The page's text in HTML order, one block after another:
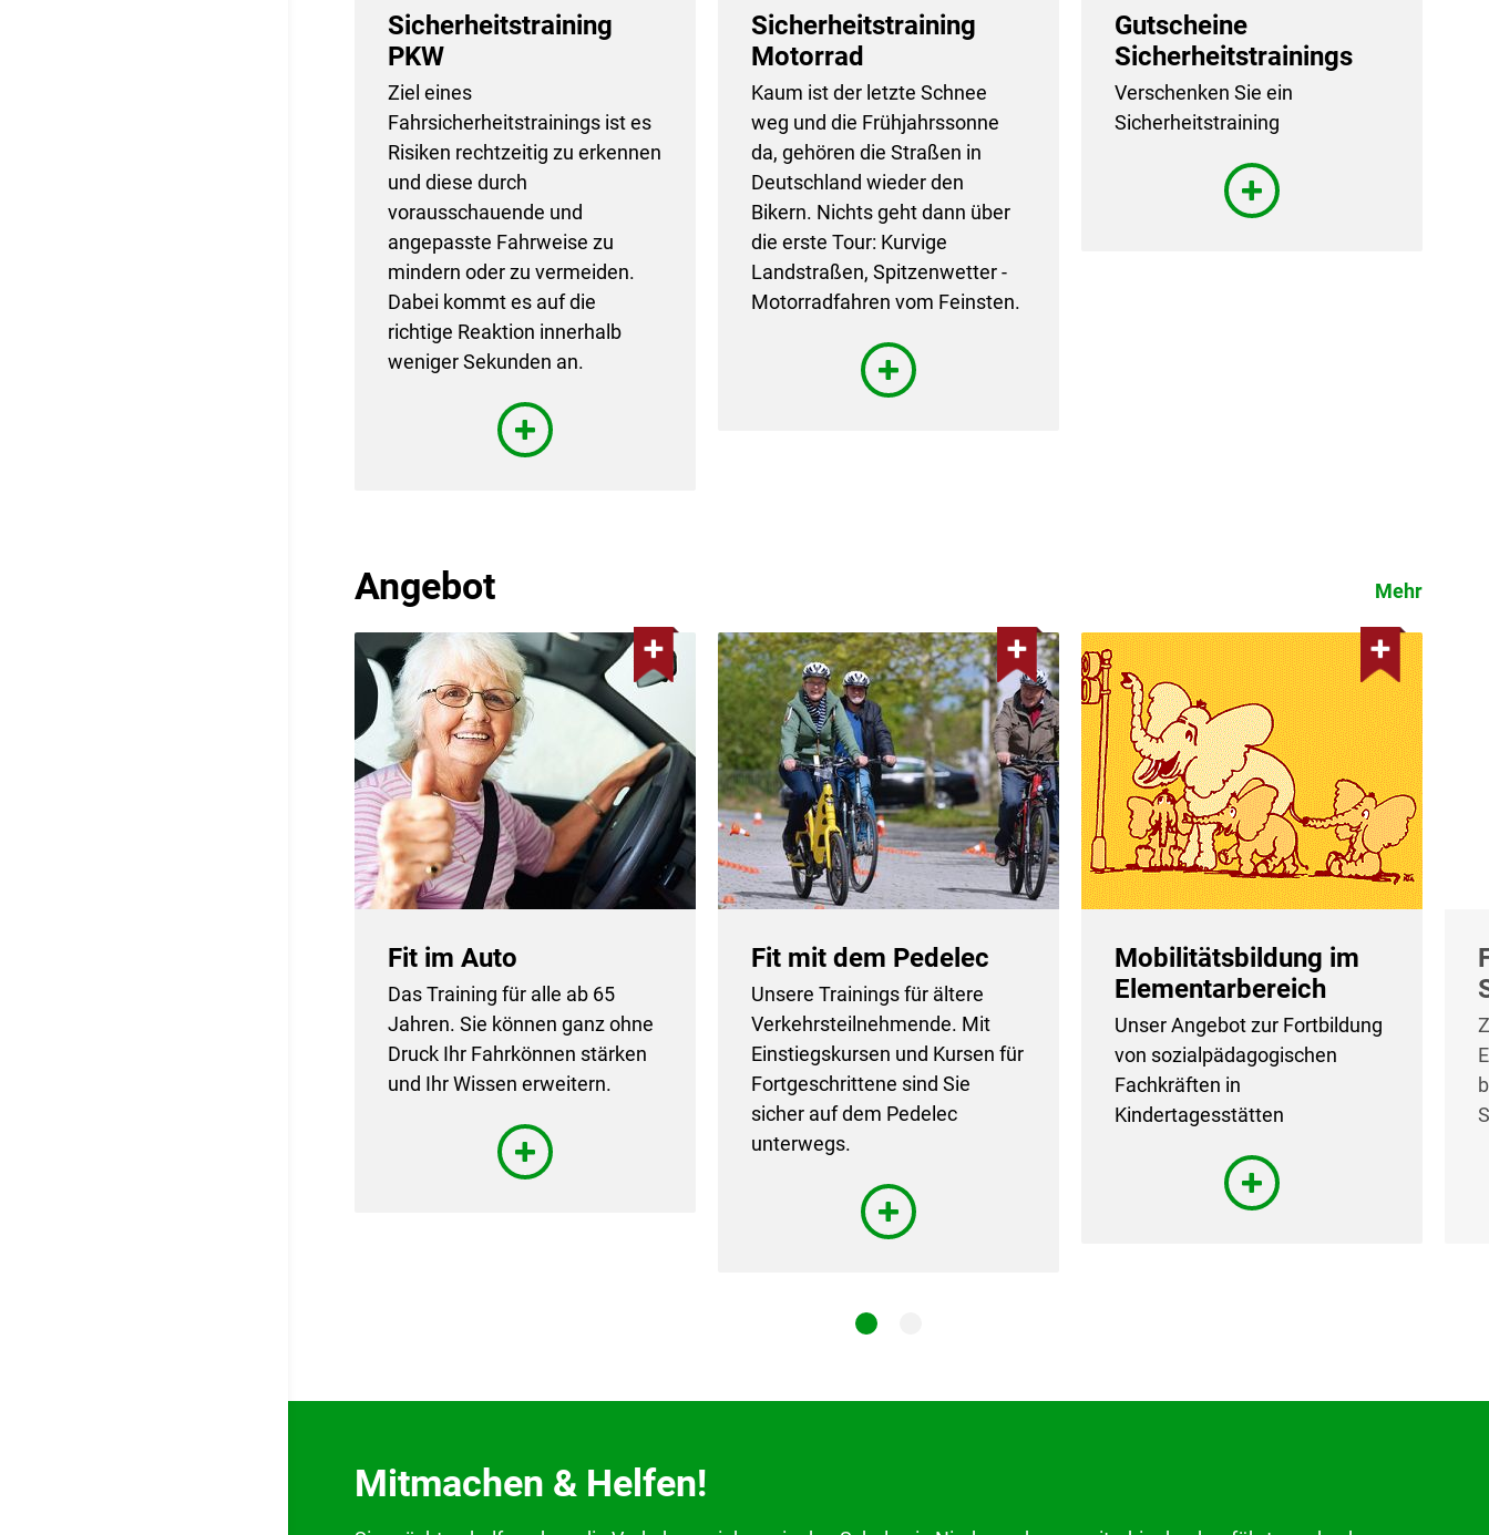
Sicherheitstraining
PKW
Ziel eines
Fahrsicherheitstrainings ist es
Risiken rechtzeitig zu erkennen
und diese durch
vorausschauende und
angepasste Fahrweise zu
mindern oder zu vermeiden.
Dabei kommt es auf die
richtige Reaktion innerhalb
weniger Sekunden an.
Sicherheitstraining
Motorrad
Kaum ist der letzte Schnee
weg und die Frühjahrssonne
da, gehören die Straßen in
Deutschland wieder den
Bikern. Nichts geht dann über
die erste Tour: Kurvige
Landstraßen, Spitzenwetter -
Motorradfahren vom Feinsten.
Gutscheine
Sicherheitstrainings
Verschenken Sie ein
Sicherheitstraining
Angebot Mehr
Fit im Auto
Das Training für alle ab 65
Jahren. Sie können ganz ohne
Druck Ihr Fahrkönnen stärken
und Ihr Wissen erweitern.
Fit mit dem Pedelec
Unsere Trainings für ältere
Verkehrsteilnehmende. Mit
Einstiegskursen und Kursen für
Fortgeschrittene sind Sie
sicher auf dem Pedelec
unterwegs.
Mobilitätsbildung im
Elementarbereich
Unser Angebot zur Fortbildung
von sozialpädagogischen
Fachkräften in
Kindertagesstätten
Mitmachen & Helfen!